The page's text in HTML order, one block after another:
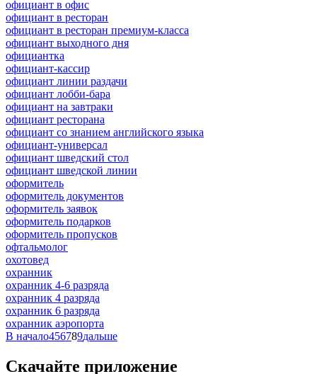
официант в офис
официант в ресторан
официант в ресторан премиум-класса
официант выходного дня
официантка
официант-кассир
официант линии раздачи
официант лобби-бара
официант на завтраки
официант ресторана
официант со знанием английского языка
официант-универсал
официант шведский стол
официант шведской линии
оформитель
оформитель документов
оформитель заявок
оформитель подарков
оформитель пропусков
офтальмолог
охотовед
охранник
охранник 4-6 разряда
охранник 4 разряда
охранник 6 разряда
охранник аэропорта
В начало456789дальше
Скачайте приложение